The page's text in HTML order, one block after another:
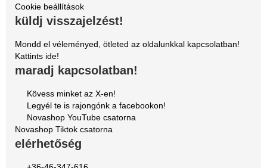
Cookie beállítások
küldj visszajelzést!
Mondd el véleményed, ötleted az oldalunkkal kapcsolatban!
Kattints ide!
maradj kapcsolatban!
Kövess minket az X-en!
Legyél te is rajongónk a facebookon!
Novashop YouTube csatorna
Novashop Tiktok csatorna
elérhetőség